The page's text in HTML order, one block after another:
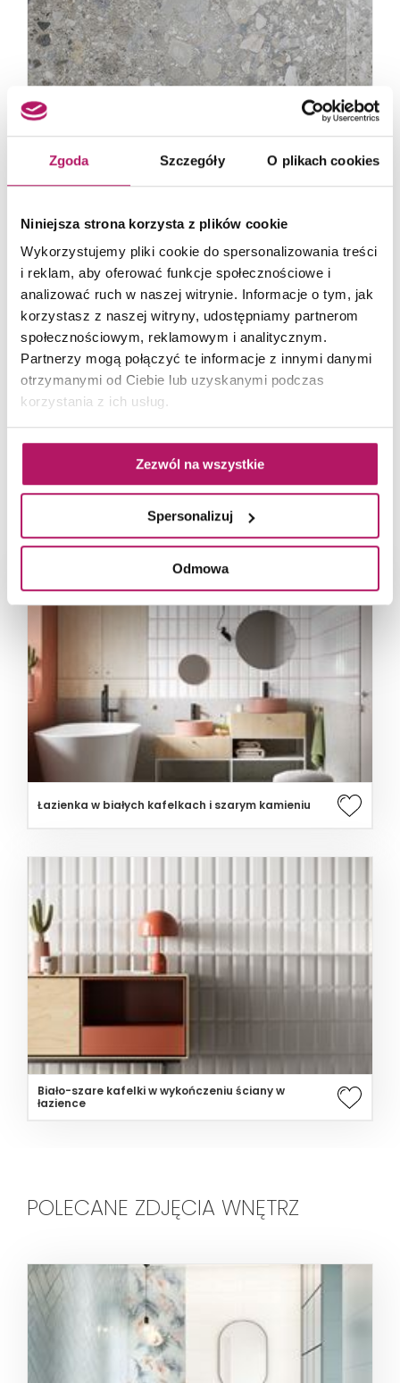
Zgoda Szczegóły O plikach cookies
Niniejsza strona korzysta z plików cookie
Wykorzystujemy pliki cookie do spersonalizowania treści
i reklam, aby oferować funkcje społecznościowe i
analizować ruch w naszej witrynie. Informacje o tym, jak
korzystasz z naszej witryny, udostępniamy partnerom
społecznościowym, reklamowym i analitycznym.
Partnerzy mogą połączyć te informacje z innymi danymi
otrzymanymi od Ciebie lub uzyskanymi podczas
korzystania z ich usług.
Zezwól na wszystkie
Spersonalizuj
Odmowa
Opoczno
Hedon
Opoczno Hedon wzoruje się na połączeniu
terazzo i szarego kamienia. Podkreśla ono siłę
przyrody i procesów...
OPOCZNO METRO STYLE NA
Łazienka w białych kafelkach i szarym kamieniu
Biało-szare kafelki w wykończeniu ściany w
łazience
POLECANE ZDJĘCIA WNĘTRZ